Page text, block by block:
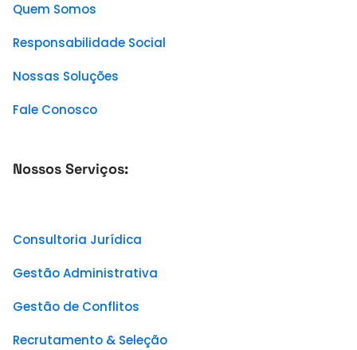
Quem Somos
Responsabilidade Social
Nossas Soluções
Fale Conosco
Nossos Serviços:
Consultoria Jurídica
Gestão Administrativa
Gestão de Conflitos
Recrutamento & Seleção